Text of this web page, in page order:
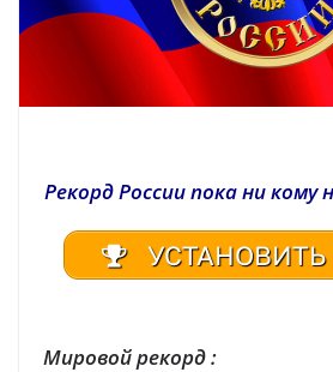
Рекорд России пока ни
УСТАНОВИТЬ
Мировой рекорд :